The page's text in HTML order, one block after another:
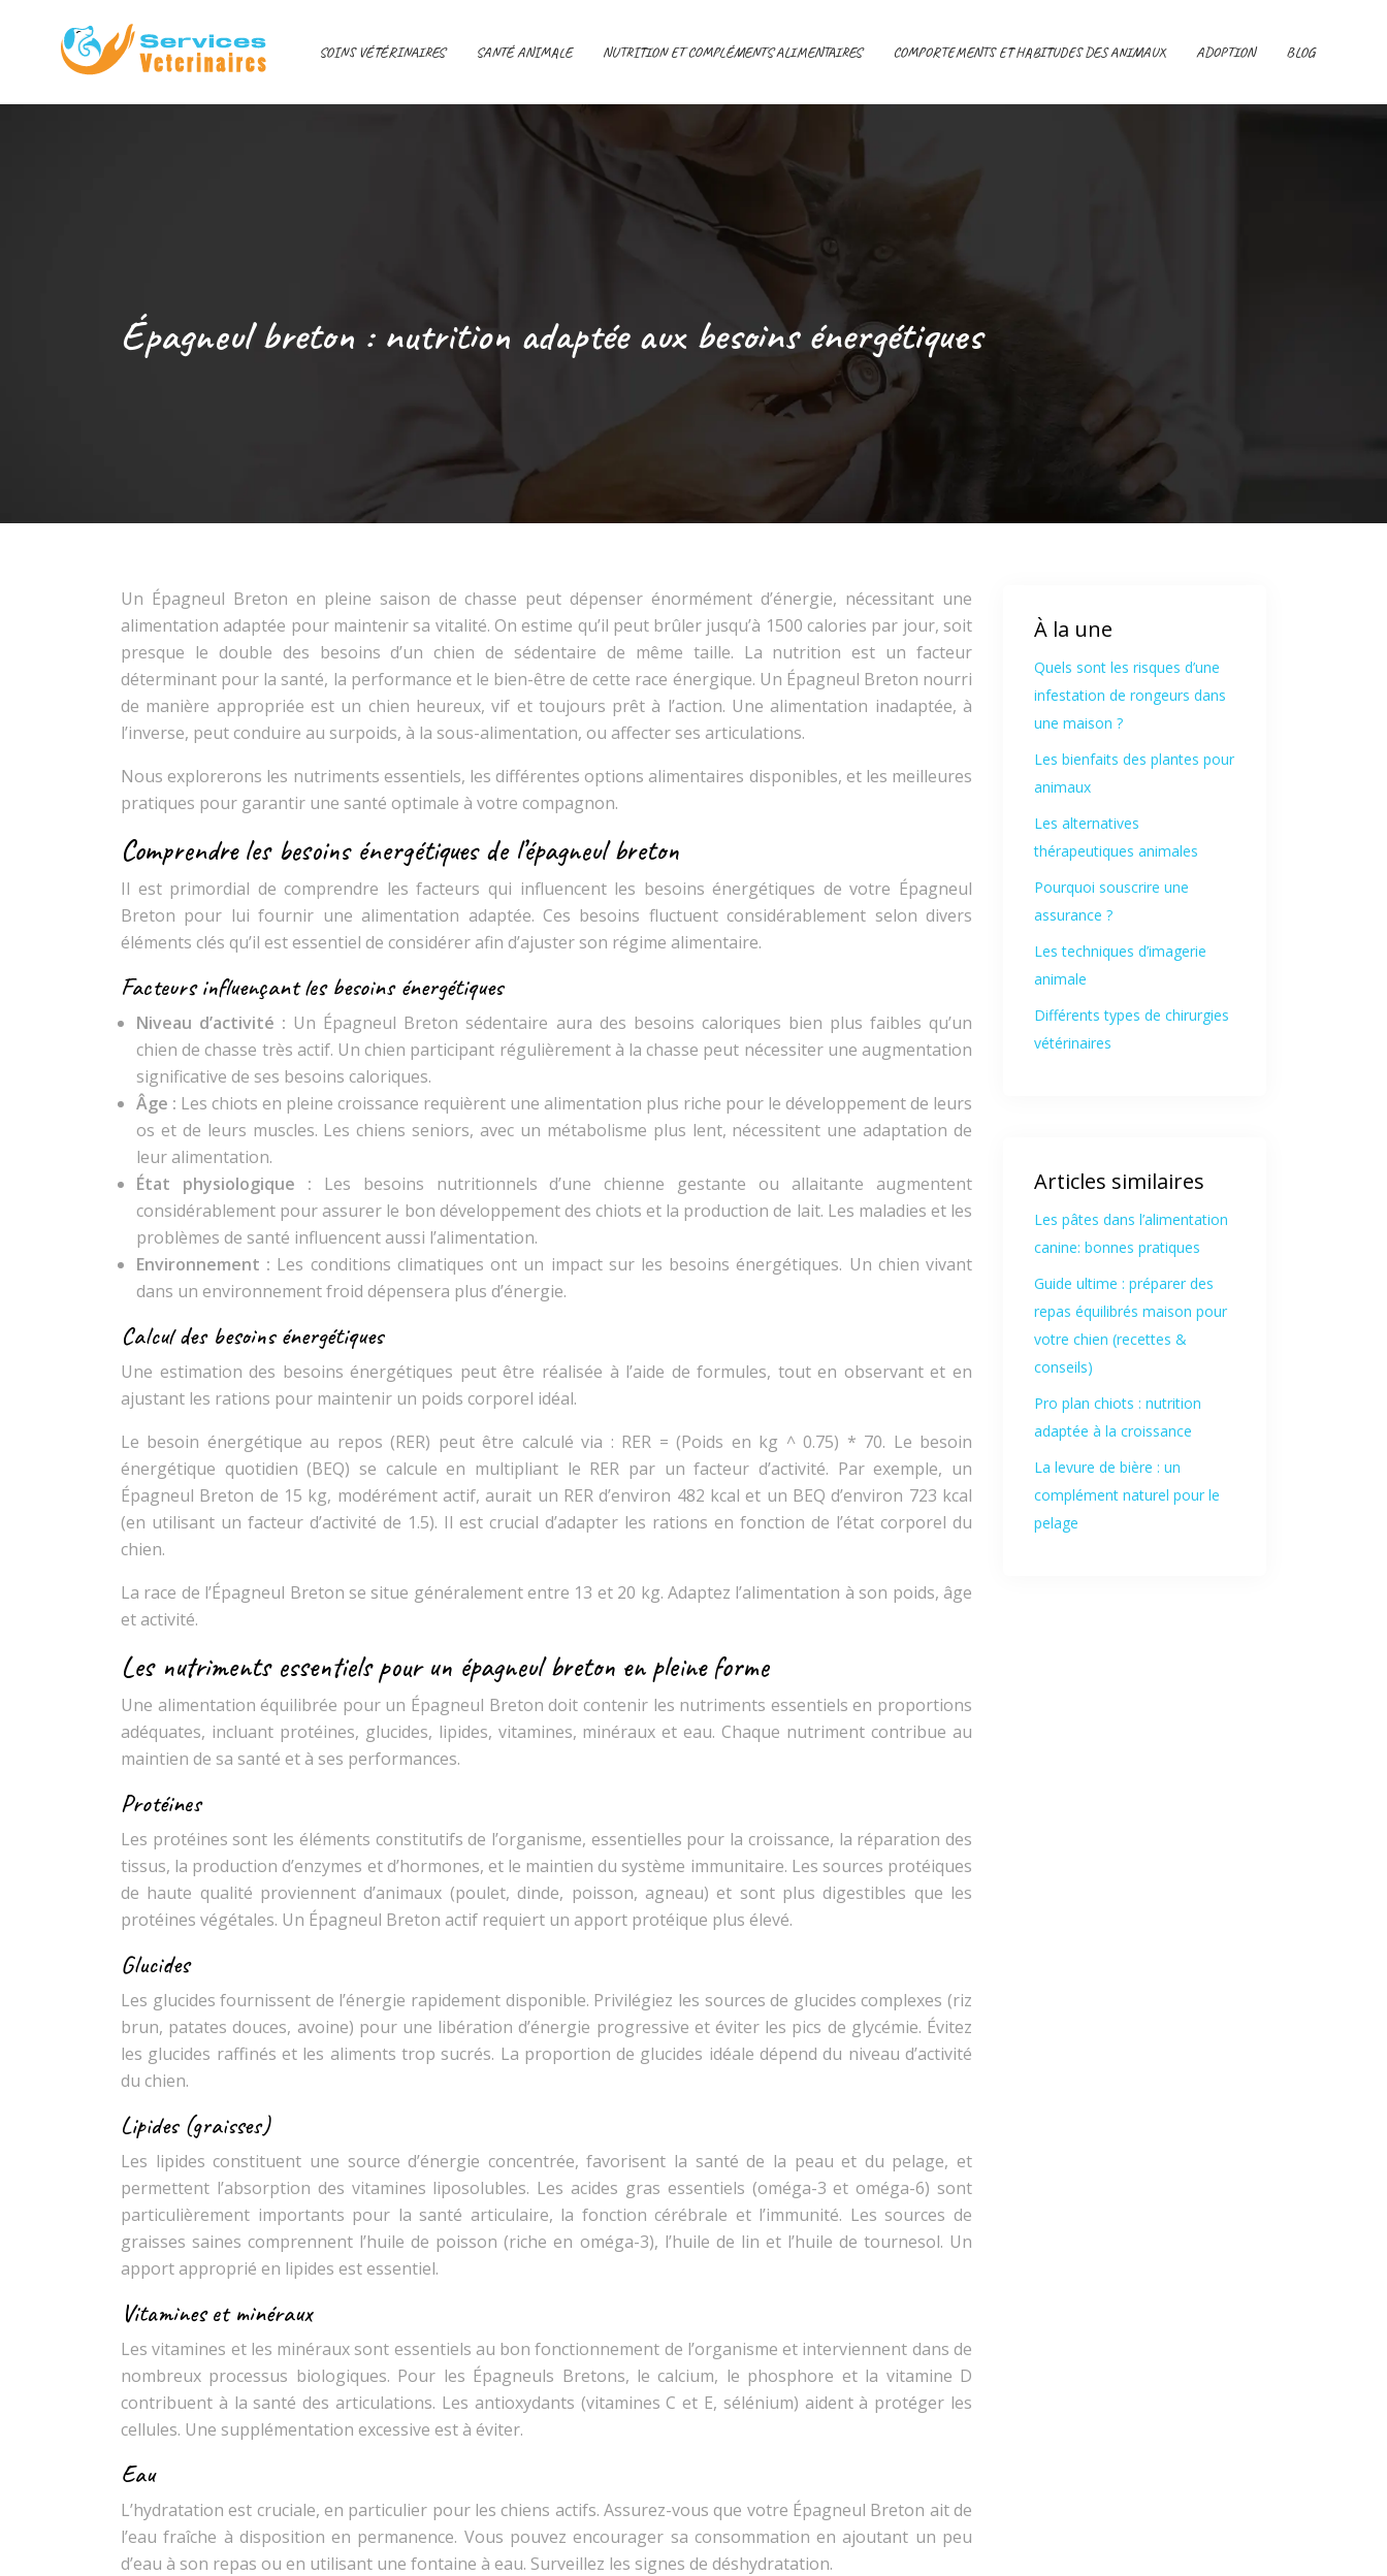
SOINS VÉTÉRINAIRES SANTÉ ANIMALE NUTRITION ET COMPLÉMENTS ALIMENTAIRES COMPORTEMENTS ET HABITUDES DES ANIMAUX ADOPTION BLOG
Épagneul breton : nutrition adaptée aux besoins énergétiques
Un Épagneul Breton en pleine saison de chasse peut dépenser énormément d’énergie, nécessitant une
alimentation adaptée pour maintenir sa vitalité. On estime qu’il peut brûler jusqu’à 1500 calories par jour, soit
presque le double des besoins d’un chien de sédentaire de même taille. La nutrition est un facteur
déterminant pour la santé, la performance et le bien-être de cette race énergique. Un Épagneul Breton nourri
de manière appropriée est un chien heureux, vif et toujours prêt à l’action. Une alimentation inadaptée, à
l’inverse, peut conduire au surpoids, à la sous-alimentation, ou affecter ses articulations.
Nous explorerons les nutriments essentiels, les différentes options alimentaires disponibles, et les meilleures
pratiques pour garantir une santé optimale à votre compagnon.
Comprendre les besoins énergétiques de l’épagneul breton
Il est primordial de comprendre les facteurs qui influencent les besoins énergétiques de votre Épagneul
Breton pour lui fournir une alimentation adaptée. Ces besoins fluctuent considérablement selon divers
éléments clés qu’il est essentiel de considérer afin d’ajuster son régime alimentaire.
Facteurs influençant les besoins énergétiques
Niveau d’activité : Un Épagneul Breton sédentaire aura des besoins caloriques bien plus faibles qu’un
chien de chasse très actif. Un chien participant régulièrement à la chasse peut nécessiter une augmentation
significative de ses besoins caloriques.
Âge : Les chiots en pleine croissance requièrent une alimentation plus riche pour le développement de leurs
os et de leurs muscles. Les chiens seniors, avec un métabolisme plus lent, nécessitent une adaptation de
leur alimentation.
État physiologique : Les besoins nutritionnels d’une chienne gestante ou allaitante augmentent
considérablement pour assurer le bon développement des chiots et la production de lait. Les maladies et les
problèmes de santé influencent aussi l’alimentation.
Environnement : Les conditions climatiques ont un impact sur les besoins énergétiques. Un chien vivant
dans un environnement froid dépensera plus d’énergie.
Calcul des besoins énergétiques
Une estimation des besoins énergétiques peut être réalisée à l’aide de formules, tout en observant et en
ajustant les rations pour maintenir un poids corporel idéal.
Le besoin énergétique au repos (RER) peut être calculé via : RER = (Poids en kg ^ 0.75) * 70. Le besoin
énergétique quotidien (BEQ) se calcule en multipliant le RER par un facteur d’activité. Par exemple, un
Épagneul Breton de 15 kg, modérément actif, aurait un RER d’environ 482 kcal et un BEQ d’environ 723 kcal
(en utilisant un facteur d’activité de 1.5). Il est crucial d’adapter les rations en fonction de l’état corporel du
chien.
La race de l’Épagneul Breton se situe généralement entre 13 et 20 kg. Adaptez l’alimentation à son poids, âge
et activité.
Les nutriments essentiels pour un épagneul breton en pleine forme
Une alimentation équilibrée pour un Épagneul Breton doit contenir les nutriments essentiels en proportions
adéquates, incluant protéines, glucides, lipides, vitamines, minéraux et eau. Chaque nutriment contribue au
maintien de sa santé et à ses performances.
Protéines
Les protéines sont les éléments constitutifs de l’organisme, essentielles pour la croissance, la réparation des
tissus, la production d’enzymes et d’hormones, et le maintien du système immunitaire. Les sources protéiques
de haute qualité proviennent d’animaux (poulet, dinde, poisson, agneau) et sont plus digestibles que les
protéines végétales. Un Épagneul Breton actif requiert un apport protéique plus élevé.
Glucides
Les glucides fournissent de l’énergie rapidement disponible. Privilégiez les sources de glucides complexes (riz
brun, patates douces, avoine) pour une libération d’énergie progressive et éviter les pics de glycémie. Évitez
les glucides raffinés et les aliments trop sucrés. La proportion de glucides idéale dépend du niveau d’activité
du chien.
Lipides (graisses)
Les lipides constituent une source d’énergie concentrée, favorisent la santé de la peau et du pelage, et
permettent l’absorption des vitamines liposolubles. Les acides gras essentiels (oméga-3 et oméga-6) sont
particulièrement importants pour la santé articulaire, la fonction cérébrale et l’immunité. Les sources de
graisses saines comprennent l’huile de poisson (riche en oméga-3), l’huile de lin et l’huile de tournesol. Un
apport approprié en lipides est essentiel.
Vitamines et minéraux
Les vitamines et les minéraux sont essentiels au bon fonctionnement de l’organisme et interviennent dans de
nombreux processus biologiques. Pour les Épagneuls Bretons, le calcium, le phosphore et la vitamine D
contribuent à la santé des articulations. Les antioxydants (vitamines C et E, sélénium) aident à protéger les
cellules. Une supplémentation excessive est à éviter.
Eau
L’hydratation est cruciale, en particulier pour les chiens actifs. Assurez-vous que votre Épagneul Breton ait de
l’eau fraîche à disposition en permanence. Vous pouvez encourager sa consommation en ajoutant un peu
d’eau à son repas ou en utilisant une fontaine à eau. Surveillez les signes de déshydratation.
À la une
Quels sont les risques d’une
infestation de rongeurs dans
une maison ?
Les bienfaits des plantes pour
animaux
Les alternatives
thérapeutiques animales
Pourquoi souscrire une
assurance ?
Les techniques d’imagerie
animale
Différents types de chirurgies
vétérinaires
Articles similaires
Les pâtes dans l’alimentation
canine: bonnes pratiques
Guide ultime : préparer des
repas équilibrés maison pour
votre chien (recettes &
conseils)
Pro plan chiots : nutrition
adaptée à la croissance
La levure de bière : un
complément naturel pour le
pelage